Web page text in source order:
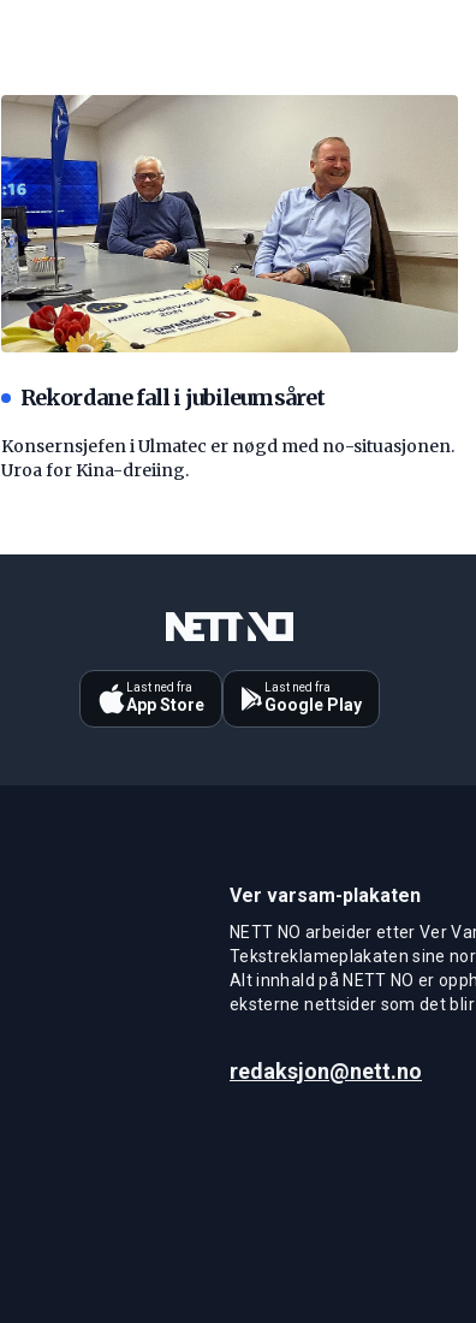
Rekordane fall i jubileumsåret
Konsernsjefen i Ulmatec er nøgd med no-situasjonen.
Uroa for Kina-dreiing.
Last ned fra
App Store
Last ned fra
Google Play
Ver varsam-plakaten
NETT NO arbeider etter Ver
Tekstreklameplakaten sine
Alt innhald på NETT NO er
eksterne nettsider som det blir
redaksjon@nett.no